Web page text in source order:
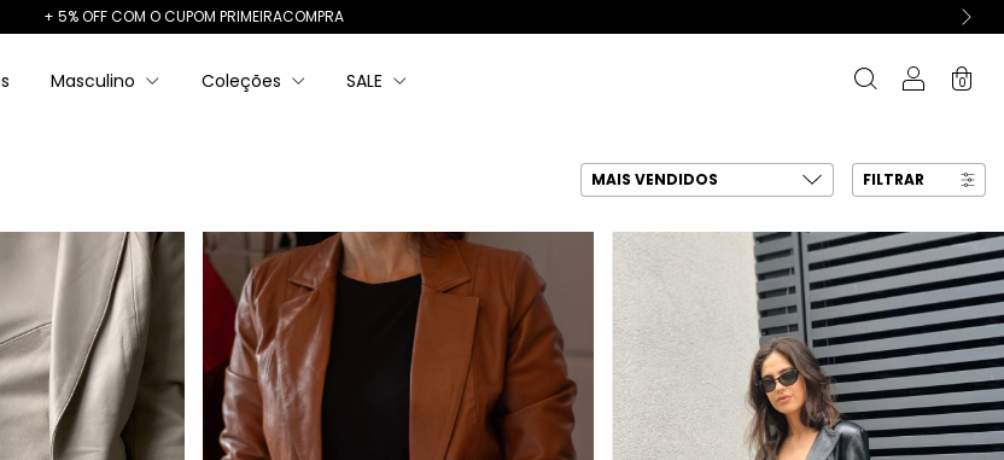
+ 5% OFF COM O CUPOM PRIMEIRACOMPRA
Masculino Coleções SALE 0
FILTRAR